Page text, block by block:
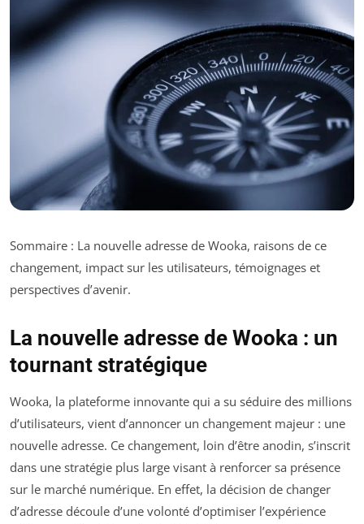
Sommaire : La nouvelle adresse de Wooka, raisons de ce
changement, impact sur les utilisateurs, témoignages et
perspectives d’avenir.
La nouvelle adresse de Wooka : un
tournant stratégique
Wooka, la plateforme innovante qui a su séduire des millions
d’utilisateurs, vient d’annoncer un changement majeur : une
nouvelle adresse. Ce changement, loin d’être anodin, s’inscrit
dans une stratégie plus large visant à renforcer sa présence
sur le marché numérique. En effet, la décision de changer
d’adresse découle d’une volonté d’optimiser l’expérience